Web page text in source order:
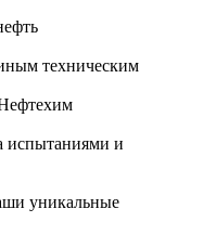
техническим
испытаниями и
уникальные